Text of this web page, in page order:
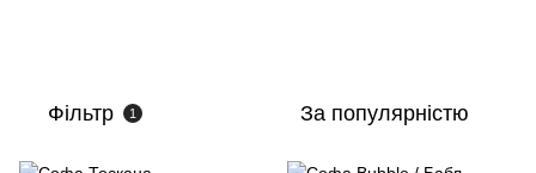
Фільтр 1 За популярністю